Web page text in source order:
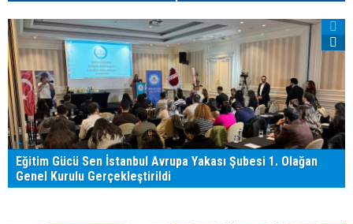
Eğitim Gücü Sen İstanbul Avrupa Yakası Şubesi 1. Olağan
Genel Kurulu Gerçekleştirildi